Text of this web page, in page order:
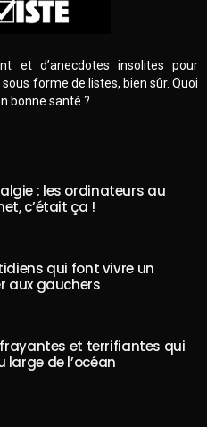
et d’anecdotes insolites pour
forme de listes, bien sûr. Quoi
bonne santé ?
: les ordinateurs au
c’était ça !
qui font vivre un
aux gauchers
et terrifiantes qui
large de l’océan